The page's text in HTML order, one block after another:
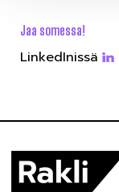
Jaa somessa!
LinkedInissä